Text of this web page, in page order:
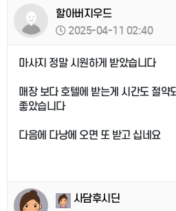
할아버지우드
2025-04-11 02:40
마사지 정말 시원하게 받았습니다
매장 보다 호텔에 받는게 시간도 절약
좋았습니다
다음에 다낭에 오면 또 받고 십네요
사담후시딘